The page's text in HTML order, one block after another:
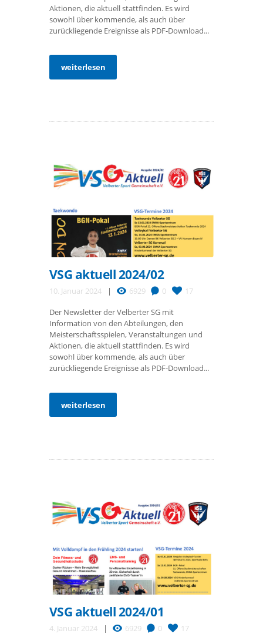
Aktionen, die aktuell stattfinden. Es wird
sowohl über kommende, als auch über
zurückliegende Ereignisse als PDF-Download...
weiterlesen
VSG aktuell 2024/02
10. Januar 2024 6929 0 17
Der Newsletter der Velberter SG mit
Information von den Abteilungen, den
Meisterschaftsspielen, Veranstaltungen und
Aktionen, die aktuell stattfinden. Es wird
sowohl über kommende, als auch über
zurückliegende Ereignisse als PDF-Download...
weiterlesen
VSG aktuell 2024/01
4. Januar 2024 6929 0 17